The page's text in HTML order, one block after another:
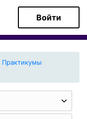
Войти
Практикумы